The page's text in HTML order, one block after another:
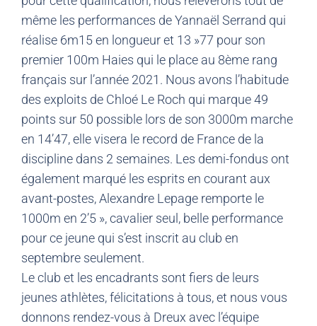
même les performances de Yannaël Serrand qui
réalise 6m15 en longueur et 13 »77 pour son
premier 100m Haies qui le place au 8ème rang
français sur l’année 2021. Nous avons l’habitude
des exploits de Chloé Le Roch qui marque 49
points sur 50 possible lors de son 3000m marche
en 14’47, elle visera le record de France de la
discipline dans 2 semaines. Les demi-fondus ont
également marqué les esprits en courant aux
avant-postes, Alexandre Lepage remporte le
1000m en 2’5 », cavalier seul, belle performance
pour ce jeune qui s’est inscrit au club en
septembre seulement.
Le club et les encadrants sont fiers de leurs
jeunes athlètes, félicitations à tous, et nous vous
donnons rendez-vous à Dreux avec l’équipe